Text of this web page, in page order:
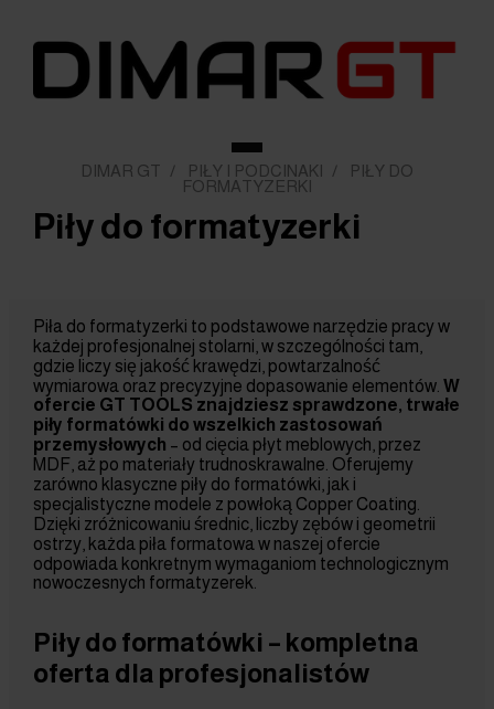
DIMAR GT / PIŁY I PODCINAKI /
PIŁY DO
FORMATYZERKI
Piły do formatyzerki
Piła do formatyzerki to podstawowe narzędzie pracy w
każdej profesjonalnej stolarni, w szczególności tam,
gdzie liczy się jakość krawędzi, powtarzalność
wymiarowa oraz precyzyjne dopasowanie elementów. W
ofercie GT TOOLS znajdziesz sprawdzone, trwałe
piły formatówki do wszelkich zastosowań
przemysłowych – od cięcia płyt meblowych, przez
MDF, aż po materiały trudnoskrawalne. Oferujemy
zarówno klasyczne piły do formatówki, jak i
specjalistyczne modele z powłoką Copper Coating.
Dzięki zróżnicowaniu średnic, liczby zębów i geometrii
ostrzy, każda piła formatowa w naszej ofercie
odpowiada konkretnym wymaganiom technologicznym
nowoczesnych formatyzerek.
Piły do formatówki – kompletna
oferta dla profesjonalistów